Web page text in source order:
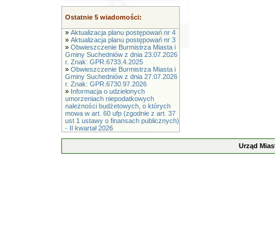
Ostatnie 5 wiadomości:
» Aktualizacja planu postępowań nr 4
» Aktualizacja planu postępowań nr 3
» Obwieszczenie Burmistrza Miasta i
Gminy Suchedniów z dnia 23.07.2026
r. Znak: GPR.6733.4.2025
» Obwieszczenie Burmistrza Miasta i
Gminy Suchedniów z dnia 27.07.2026
r. Znak: GPR.6730.97.2026
» Informacja o udzielonych
umorzeniach niepodatkowych
należności budżetowych, o których
mowa w art. 60 ufp (zgodnie z art. 37
ust 1 ustawy o finansach publicznych)
- II kwartał 2026
Urząd